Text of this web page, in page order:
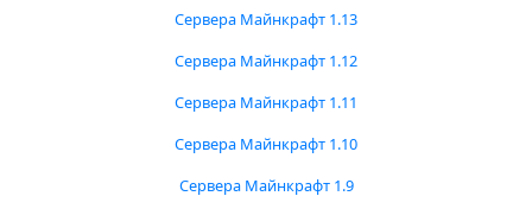
Сервера Майнкрафт 1.13
Сервера Майнкрафт 1.12
Сервера Майнкрафт 1.11
Сервера Майнкрафт 1.10
Сервера Майнкрафт 1.9